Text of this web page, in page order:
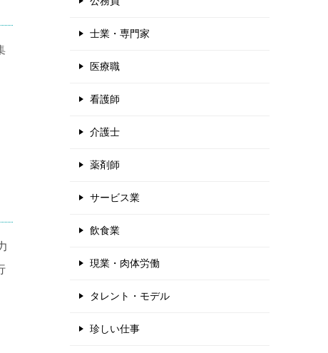
士業・専門家
医療職
看護師
介護士
薬剤師
サービス業
飲食業
現業・肉体労働
タレント・モデル
珍しい仕事